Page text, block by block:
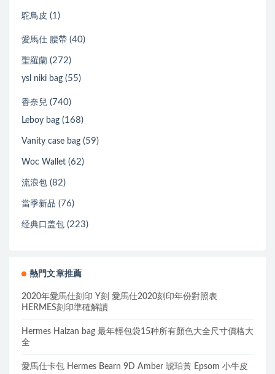
鴕鳥皮 (1)
愛馬仕 腰帶 (40)
聖羅蘭 (272)
ysl niki bag (55)
香奈兒 (740)
Leboy bag (168)
Vanity case bag (59)
Woc Wallet (62)
流浪包 (82)
當季新品 (76)
经典口盖包 (223)
熱門文章推薦
2020年愛馬仕刻印 Y刻 愛馬仕2020刻印年份對照表
HERMES刻印準確解讀
Hermes Halzan bag 最年輕包袋15种所有顏色大全尺寸價格大
全
愛馬仕卡包 Hermes Bearn 9D Amber 琥珀黃 Epsom 小牛皮